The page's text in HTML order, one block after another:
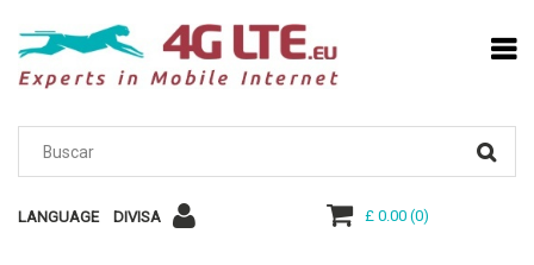
LANGUAGE DIVISA £ 0.00(0)